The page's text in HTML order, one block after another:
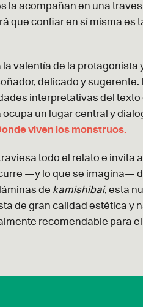
la acompañan en una
que confiar en sí misma es
valentía de la protagonista
delicado y sugerente.
interpretativas del
un lugar central y
viven los monstruos.
todo el relato e invita
—y lo que se imagina—
de kamishibai, esta
de gran calidad estética y
recomendable para